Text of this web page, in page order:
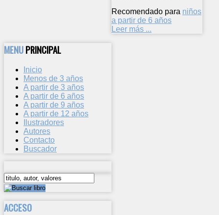
Recomendado para niños
a partir de 6 años
Leer más ...
MENUPRINCIPAL
Inicio
Menos de 3 años
A partir de 3 años
A partir de 6 años
A partir de 9 años
A partir de 12 años
Ilustradores
Autores
Contacto
Buscador
ACCESO